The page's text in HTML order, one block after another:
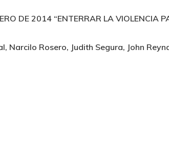
DE 2014 “ENTERRAR LA VIOLENCIA
Narcilo Rosero, Judith Segura, John